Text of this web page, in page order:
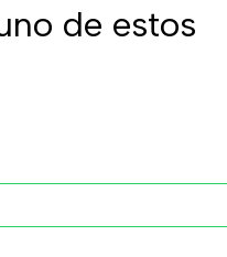
de estos